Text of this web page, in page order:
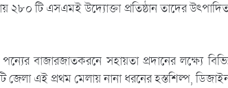
টি এসএমই উদ্যোক্তা প্রতিষ্ঠান তাদের
বাজারজাতকরনে সহায়তা প্রদানের লক্ষ্যে
জেলা এই প্রথম মেলায় নানা ধরনের হস্তশিল্প,